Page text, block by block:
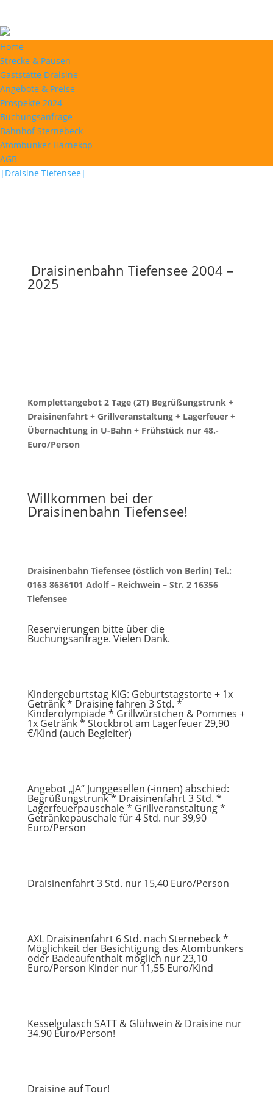
Home
Strecke & Pausen
Gaststätte Draisine
Angebote & Preise
Prospekte 2024
Buchungsanfrage
Bahnhof Sternebeck
Atombunker Harnekop
AGB
|Draisine Tiefensee|
Draisinenbahn Tiefensee 2004 –
2025
Komplettangebot 2 Tage (2T) Begrüßungstrunk +
Draisinenfahrt + Grillveranstaltung + Lagerfeuer +
Übernachtung in U-Bahn + Frühstück nur 48.-
Euro/Person
Willkommen bei der
Draisinenbahn Tiefensee!
Draisinenbahn Tiefensee (östlich von Berlin) Tel.:
0163 8636101 Adolf – Reichwein – Str. 2 16356
Tiefensee
Reservierungen bitte über die
Buchungsanfrage. Vielen Dank.
Kindergeburtstag KiG: Geburtstagstorte + 1x
Getränk * Draisine fahren 3 Std. *
Kinderolympiade * Grillwürstchen & Pommes +
1x Getränk * Stockbrot am Lagerfeuer 29,90
€/Kind (auch Begleiter)
Angebot „JA“ Junggesellen (-innen) abschied:
Begrüßungstrunk * Draisinenfahrt 3 Std. *
Lagerfeuerpauschale * Grillveranstaltung *
Getränkepauschale für 4 Std. nur 39,90
Euro/Person
Draisinenfahrt 3 Std. nur 15,40 Euro/Person
AXL Draisinenfahrt 6 Std. nach Sternebeck *
Möglichkeit der Besichtigung des Atombunkers
oder Badeaufenthalt möglich nur 23,10
Euro/Person Kinder nur 11,55 Euro/Kind
Kesselgulasch SATT & Glühwein & Draisine nur
34.90 Euro/Person!
Draisine auf Tour!